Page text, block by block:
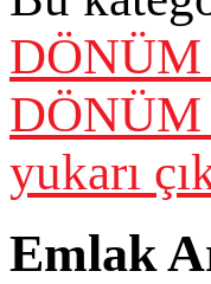
yukarı
Emlak